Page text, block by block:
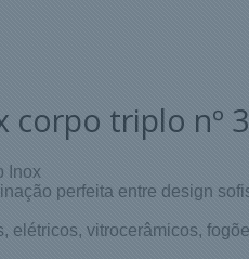
triplo nº
Inox
perfeita entre design
vitrocerâmicos,